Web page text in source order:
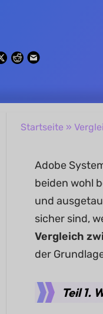
Startseite »
Adobe
beiden wohl
und
sicher sind,
Vergleich
der
Teil 1.